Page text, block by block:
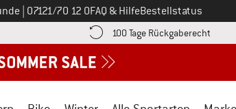
Ruf uns an unter
07121/70 12 0FAQ & HilfeBestellstatus
Infos hier! Öffnet sich in einer Infobox
100 Tage Rückgaberecht